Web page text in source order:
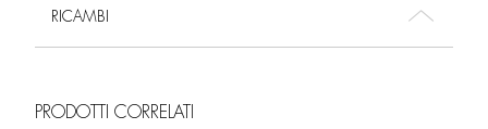
RICAMBI
PRODOTTI CORRELATI